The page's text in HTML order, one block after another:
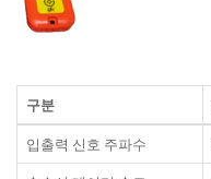
구분
입출력 신호 주파수